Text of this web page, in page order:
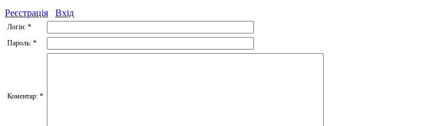
Реєстрація Вхід
Логін: *
Пароль: *
Коментар: *